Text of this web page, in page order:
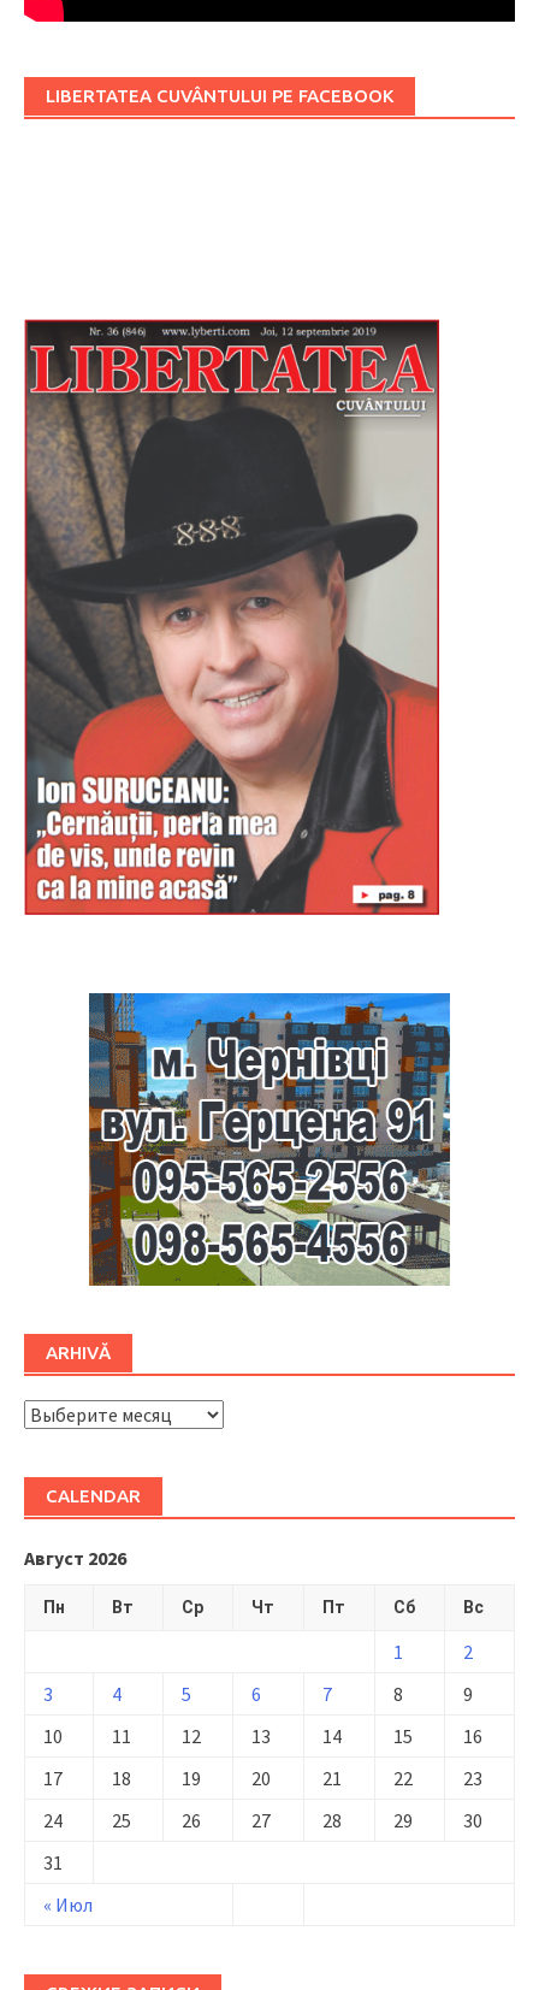
LIBERTATEA CUVÂNTULUI PE FACEBOOK
ARHIVĂ
ARHIVĂ
CALENDAR
Август 2026
Пн Вт Ср Чт Пт Сб Вс
« Июл
1
2
3
4 5 6 7 8
9
10
11 12 13 14 15
16
17
18 19 20 21 22
23
24
25 26 27 28 29
30
31